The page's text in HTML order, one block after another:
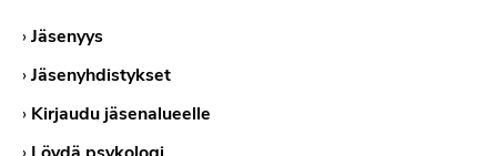
›Jäsenyys
›Jäsenyhdistykset
› Kirjaudu jäsenalueelle